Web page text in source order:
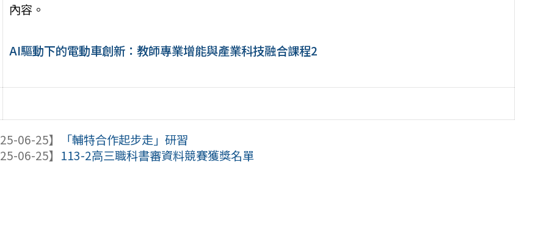
內容。
AI驅動下的電動車創新：教師專業增能與產業科技融合課程2
06-25】
「輔特合作起步走」研習
06-25】 113-2高三職科書審資料競賽獲獎名單